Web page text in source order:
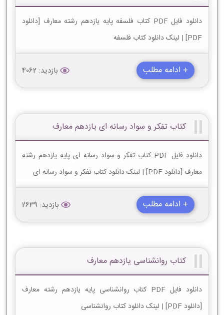
دانلود فایل PDF کتاب فلسفه پایه یازدهم رشته معارف [دانلود
PDF] | لینک دانلود کتاب فلسفه
+ ادامه مطلب بازدید: 4062
کتاب تفکر و سواد رسانه ای یازدهم معارف
دانلود فایل PDF کتاب تفکر و سواد رسانه ای پایه یازدهم رشته
معارف [دانلود PDF] | لینک دانلود کتاب تفکر و سواد رسانه ای
+ ادامه مطلب بازدید: 2639
کتاب روانشناسی یازدهم معارف
دانلود فایل PDF کتاب روانشناسی پایه یازدهم رشته معارف
[دانلود PDF] | لینک دانلود کتاب روانشناسی